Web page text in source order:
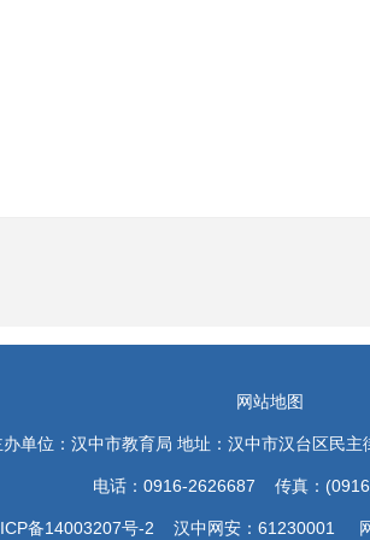
网站地图
办单位：汉中市教育局 地址：汉中市汉台区民
电话：0916-2626687 传真：
备14003207号-2 汉中网安：61230001